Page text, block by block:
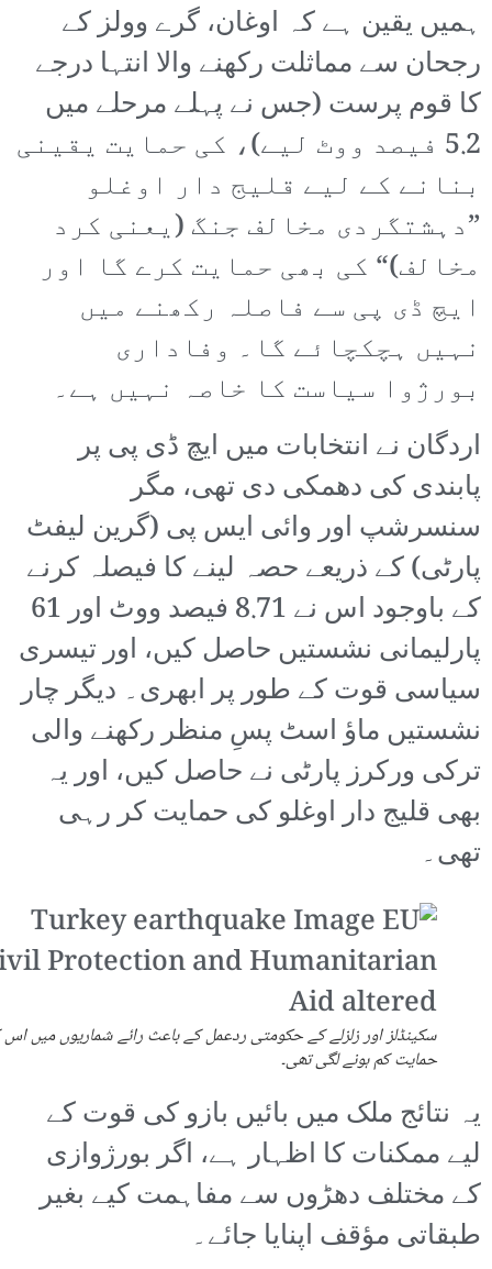
ہمیں یقین ہے کہ اوغان، گرے وولز کے
رجحان سے مماثلت رکھنے والا انتہا درجے
کا قوم پرست (جس نے پہلے مرحلے میں
5.2 فیصد ووٹ لیے)، کی حمایت یقینی
بنانے کے لیے قلیج دار اوغلو
”دہشتگردی مخالف جنگ (یعنی کرد
مخالف)“ کی بھی حمایت کرے گا اور
ایچ ڈی پی سے فاصلہ رکھنے میں
نہیں ہچکچائے گا۔ وفاداری
بورژوا سیاست کا خاصہ نہیں ہے۔
اردگان نے انتخابات میں ایچ ڈی پی پر
پابندی کی دھمکی دی تھی، مگر
سنسرشپ اور وائی ایس پی (گرین لیفٹ
پارٹی) کے ذریعے حصہ لینے کا فیصلہ کرنے
کے باوجود اس نے 8.71 فیصد ووٹ اور 61
پارلیمانی نشستیں حاصل کیں، اور تیسری
سیاسی قوت کے طور پر ابھری۔ دیگر چار
نشستیں ماؤ اسٹ پسِ منظر رکھنے والی
ترکی ورکرز پارٹی نے حاصل کیں، اور یہ
بھی قلیج دار اوغلو کی حمایت کر رہی
تھی۔
سکینڈلز اور زلزلے کے حکومتی ردعمل کے باعث رائے شماریوں میں
حمایت کم ہونے لگی تھی۔
یہ نتائج ملک میں بائیں بازو کی قوت کے
لیے ممکنات کا اظہار ہے، اگر بورژوازی
کے مختلف دھڑوں سے مفاہمت کیے بغیر
طبقاتی مؤقف اپنایا جائے۔